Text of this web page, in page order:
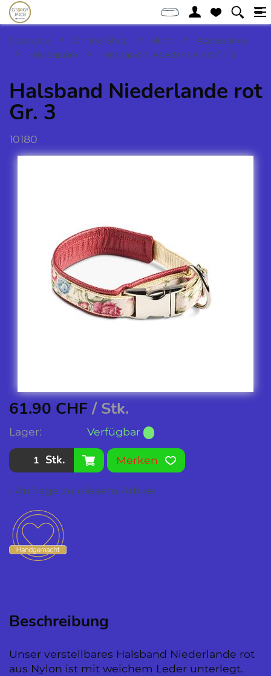
Startseite Online-Shop Hund
Accessoires
Halsbänder
Halsband Niederlande rot Gr. 3
Halsband Niederlande rot
Gr. 3
10180
61.90 CHF/ Stk.
Lager: Verfügbar
Stk. Merken
› Anfrage zu diesem Artikel
Beschreibung
Unser verstellbares Halsband Niederlande rot
aus Nylon ist mit weichem Leder unterlegt.